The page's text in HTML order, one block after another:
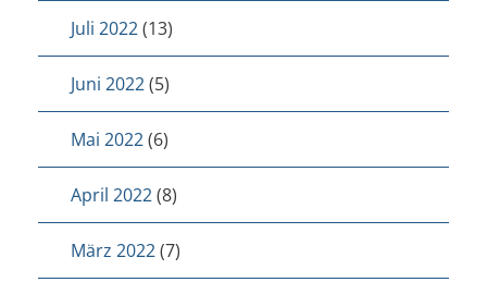
Juli 2022(13)
Juni 2022(5)
Mai 2022(6)
April 2022(8)
März 2022(7)